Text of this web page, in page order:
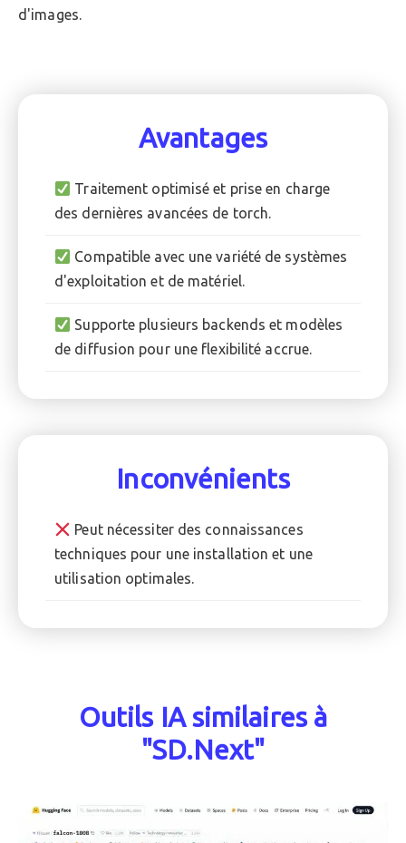
d'images.
Avantages
Traitement optimisé et prise en charge
des dernières avancées de torch.
Compatible avec une variété de systèmes
d'exploitation et de matériel.
Supporte plusieurs backends et modèles
de diffusion pour une flexibilité accrue.
Inconvénients
Peut nécessiter des connaissances
techniques pour une installation et une
utilisation optimales.
Outils IA similaires à
"SD.Next"